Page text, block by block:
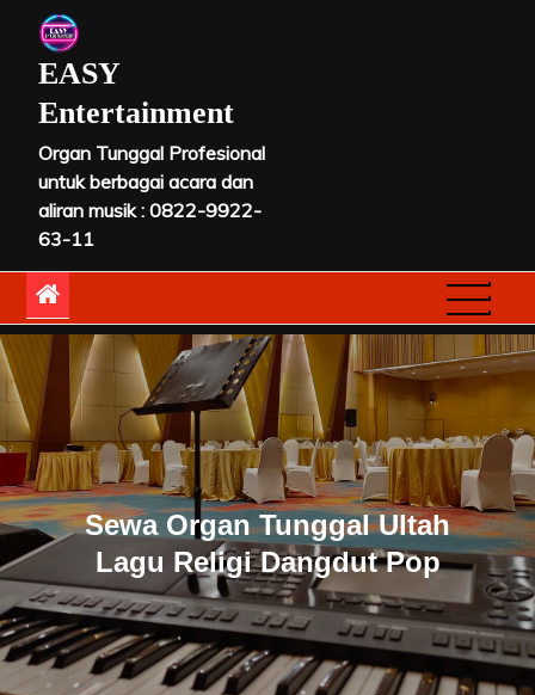
contentEASY
Entertainment
Organ Tunggal Profesional
untuk berbagai acara dan
aliran musik : 0822-9922-
63-11
Sewa Organ Tunggal Ultah
Lagu Religi Dangdut Pop